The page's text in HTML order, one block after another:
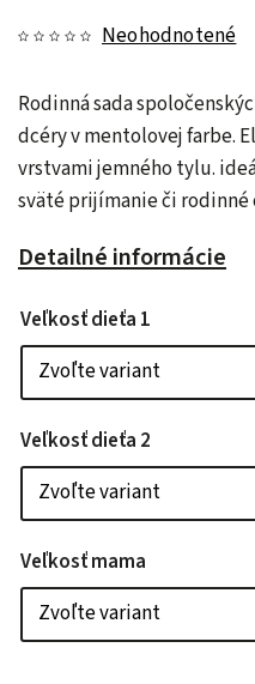
Neohodnotené
Rodinná sada
dcéry v mentolovej farbe.
vrstvami jemného tylu.
sväté prijímanie či rodinné
Detailné informácie
Veľkosť dieťa 1
Veľkosť dieťa 2
Veľkosť mama